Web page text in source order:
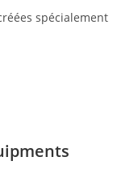
spécialement